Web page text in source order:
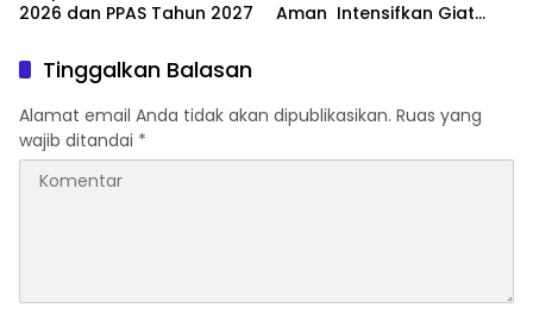
2026 dan PPAS Tahun 2027
Aman Intensifkan Giat
Tinggalkan Balasan
Alamat email Anda tidak akan dipublikasikan. Ruas yang
wajib ditandai *